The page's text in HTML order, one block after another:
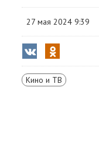
27 мая 2024 9:39
Кино и ТВ